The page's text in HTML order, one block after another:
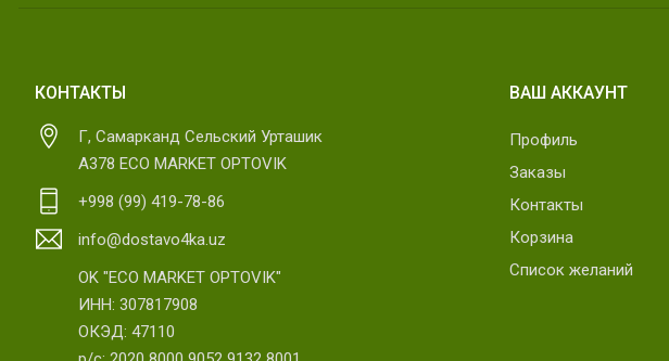
КОНТАКТЫ
Г, Самарканд Сельский Урташик
А378 ECO MARKET OPTOVIK
+998 (99) 419-78-86
info@dostavo4ka.uz
OK "ECO MARKET OPTOVIK"
ИНН: 307817908
ОКЭД: 47110
ВАШ АККАУНТ
Профиль
Заказы
Контакты
Корзина
Список желаний